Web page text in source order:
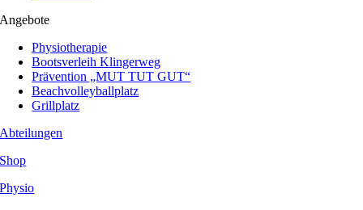
Angebote
Physiotherapie
Bootsverleih Klingerweg
Prävention „MUT TUT GUT“
Beachvolleyballplatz
Grillplatz
Abteilungen
Shop
Physio